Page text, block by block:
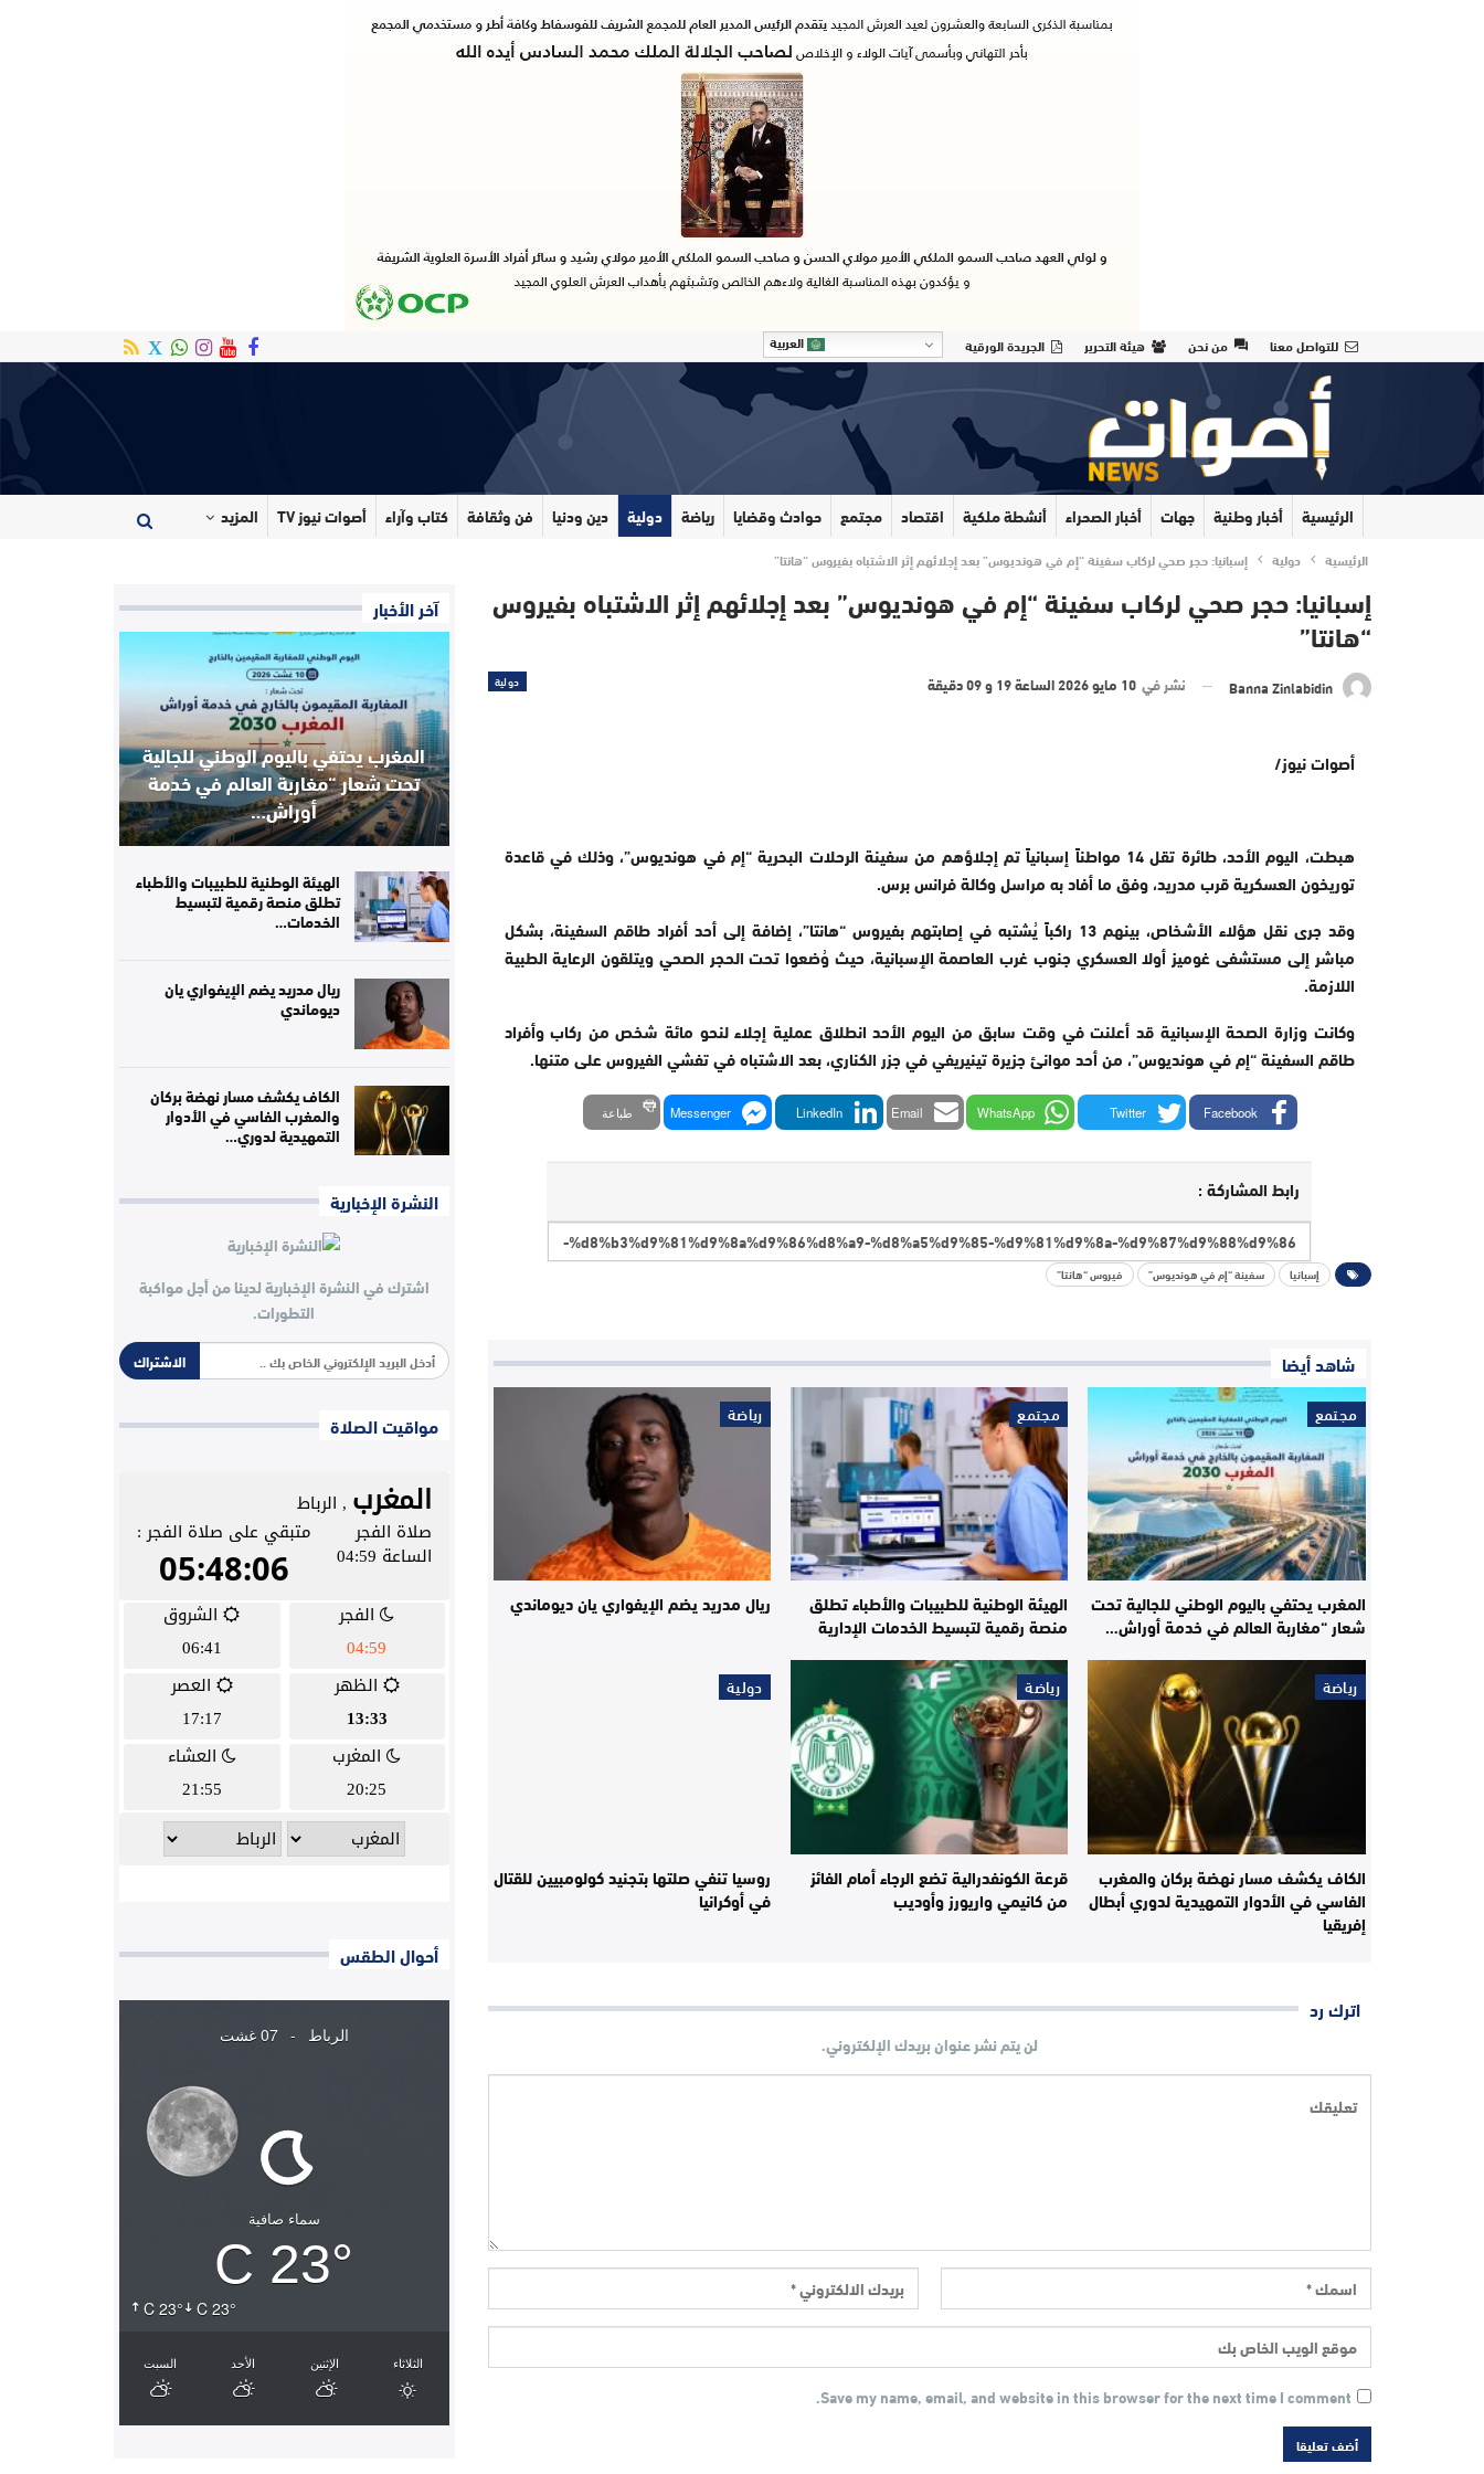
للتواصل معنا من نحن هيئة التحرير الجريدة الورقية العربية
الرئيسية أخبار وطنية جهات أخبار الصحراء أنشطة ملكية اقتصاد مجتمع حوادث وقضايا رياضة دولية دين ودنيا فن وثقافة كتاب وآراء أصوات نيوز TV المزيد
الرئيسية دولية إسبانيا: حجر صحي لركاب سفينة “إم في هونديوس” بعد إجلائهم إثر الاشتباه بفيروس “هانتا”
إسبانيا: حجر صحي لركاب سفينة “إم في هونديوس” بعد إجلائهم إثر الاشتباه بفيروس
“هانتا”
دولية Banna Zinlabidin نشر في 10 مايو 2026 الساعة 19 و 09 دقيقة
أصوات نيوز/
هبطت، اليوم الأحد، طائرة تقل 14 مواطناً إسبانياً تم إجلاؤهم من سفينة الرحلات البحرية “إم في هونديوس”، وذلك في قاعدة
توريخون العسكرية قرب مدريد، وفق ما أفاد به مراسل وكالة فرانس برس.
وقد جرى نقل هؤلاء الأشخاص، بينهم 13 راكباً يُشتبه في إصابتهم بفيروس “هانتا”، إضافة إلى أحد أفراد طاقم السفينة، بشكل
مباشر إلى مستشفى غوميز أولا العسكري جنوب غرب العاصمة الإسبانية، حيث وُضعوا تحت الحجر الصحي ويتلقون الرعاية الطبية
اللازمة.
وكانت وزارة الصحة الإسبانية قد أعلنت في وقت سابق من اليوم الأحد انطلاق عملية إجلاء لنحو مائة شخص من ركاب وأفراد
طاقم السفينة “إم في هونديوس”، من أحد موانئ جزيرة تينيريفي في جزر الكناري، بعد الاشتباه في تفشي الفيروس على متنها.
Facebook
Twitter
WhatsApp
Email
LinkedIn
Messenger طباعة
رابط المشاركة :
إسبانيا سفينة “إم في هونديوس” فيروس “هانتا”
شاهد أيضا
مجتمع
المغرب يحتفي باليوم الوطني للجالية تحت
شعار “مغاربة العالم في خدمة أوراش…
مجتمع
الهيئة الوطنية للطبيبات والأطباء تطلق
منصة رقمية لتبسيط الخدمات الإدارية
رياضة
ريال مدريد يضم الإيفواري يان ديوماندي
رياضة
الكاف يكشف مسار نهضة بركان والمغرب
الفاسي في الأدوار التمهيدية لدوري أبطال
إفريقيا
رياضة
قرعة الكونفدرالية تضع الرجاء أمام الفائز
من كانيمي واريورز وأوديب
دولية
روسيا تنفي صلتها بتجنيد كولومبيين للقتال
في أوكرانيا
اترك رد
لن يتم نشر عنوان بريدك الإلكتروني.
Save my name, email, and website in this browser for the next time I comment.
آخر الأخبار
المغرب يحتفي باليوم الوطني للجالية
تحت شعار “مغاربة العالم في خدمة
أوراش…
الهيئة الوطنية للطبيبات والأطباء
تطلق منصة رقمية لتبسيط
الخدمات…
ريال مدريد يضم الإيفواري يان
ديوماندي
الكاف يكشف مسار نهضة بركان
والمغرب الفاسي في الأدوار
التمهيدية لدوري…
النشرة الإخبارية
اشترك في النشرة الإخبارية لدينا من أجل مواكبة
التطورات.
الاشتراك
مواقيت الصلاة
أحوال الطقس
الرباط - 07 غشت
23° C 23° C
سماء صافية
23° C
السبت الأحد الإثنين الثلاثاء